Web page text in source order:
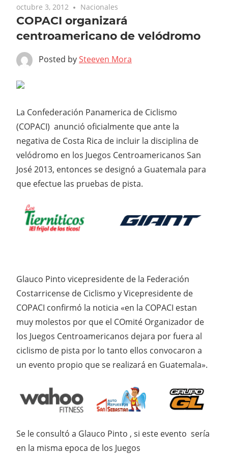
octubre 3, 2012 Nacionales
COPACI organizará
centroamericano de velódromo
Posted bySteeven Mora
La Confederación Panamerica de Ciclismo
(COPACI) anunció oficialmente que ante la
negativa de Costa Rica de incluir la disciplina de
velódromo en los Juegos Centroamericanos San
José 2013, entonces se designó a Guatemala para
que efectue las pruebas de pista.
Glauco Pinto vicepresidente de la Federación
Costarricense de Ciclismo y Vicepresidente de
COPACI confirmó la noticia «en la COPACI estan
muy molestos por que el COmité Organizador de
los Juegos Centroamericanos dejara por fuera al
ciclismo de pista por lo tanto ellos convocaron a
un evento propio que se realizará en Guatemala».
Se le consultó a Glauco Pinto , si este evento sería
en la misma epoca de los Juegos